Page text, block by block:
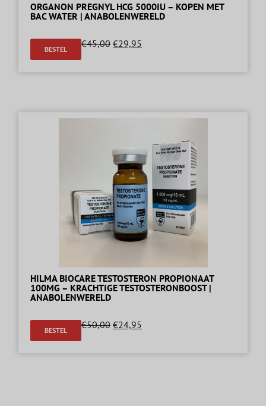
ORGANON PREGNYL HCG 5000IU – KOPEN MET
BAC WATER | ANABOLENWERELD
BESTEL €45,00 €29,95
HILMA BIOCARE TESTOSTERON PROPIONAAT
100MG – KRACHTIGE TESTOSTERONBOOST |
ANABOLENWERELD
BESTEL €50,00 €24,95